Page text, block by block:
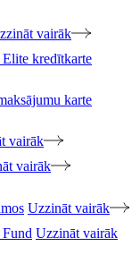
vairāk
kredītkarte
karte
vairāk
vairāk
Uzzināt vairāk
Uzzināt vairāk